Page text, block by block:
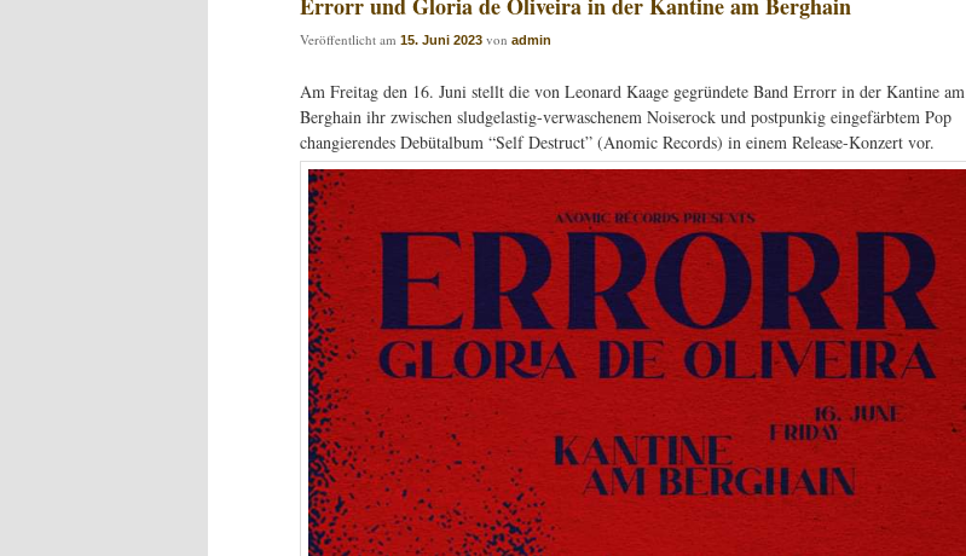
Veröffentlicht am 15. Juni 2023 von admin
Am Freitag den 16. Juni stellt die von Leonard Kaage gegründete Band Errorr in der Kantine am
Berghain ihr zwischen sludgelastig-verwaschenem Noiserock und postpunkig eingefärbtem Pop
changierendes Debütalbum “Self Destruct” (Anomic Records) in einem Release-Konzert vor.